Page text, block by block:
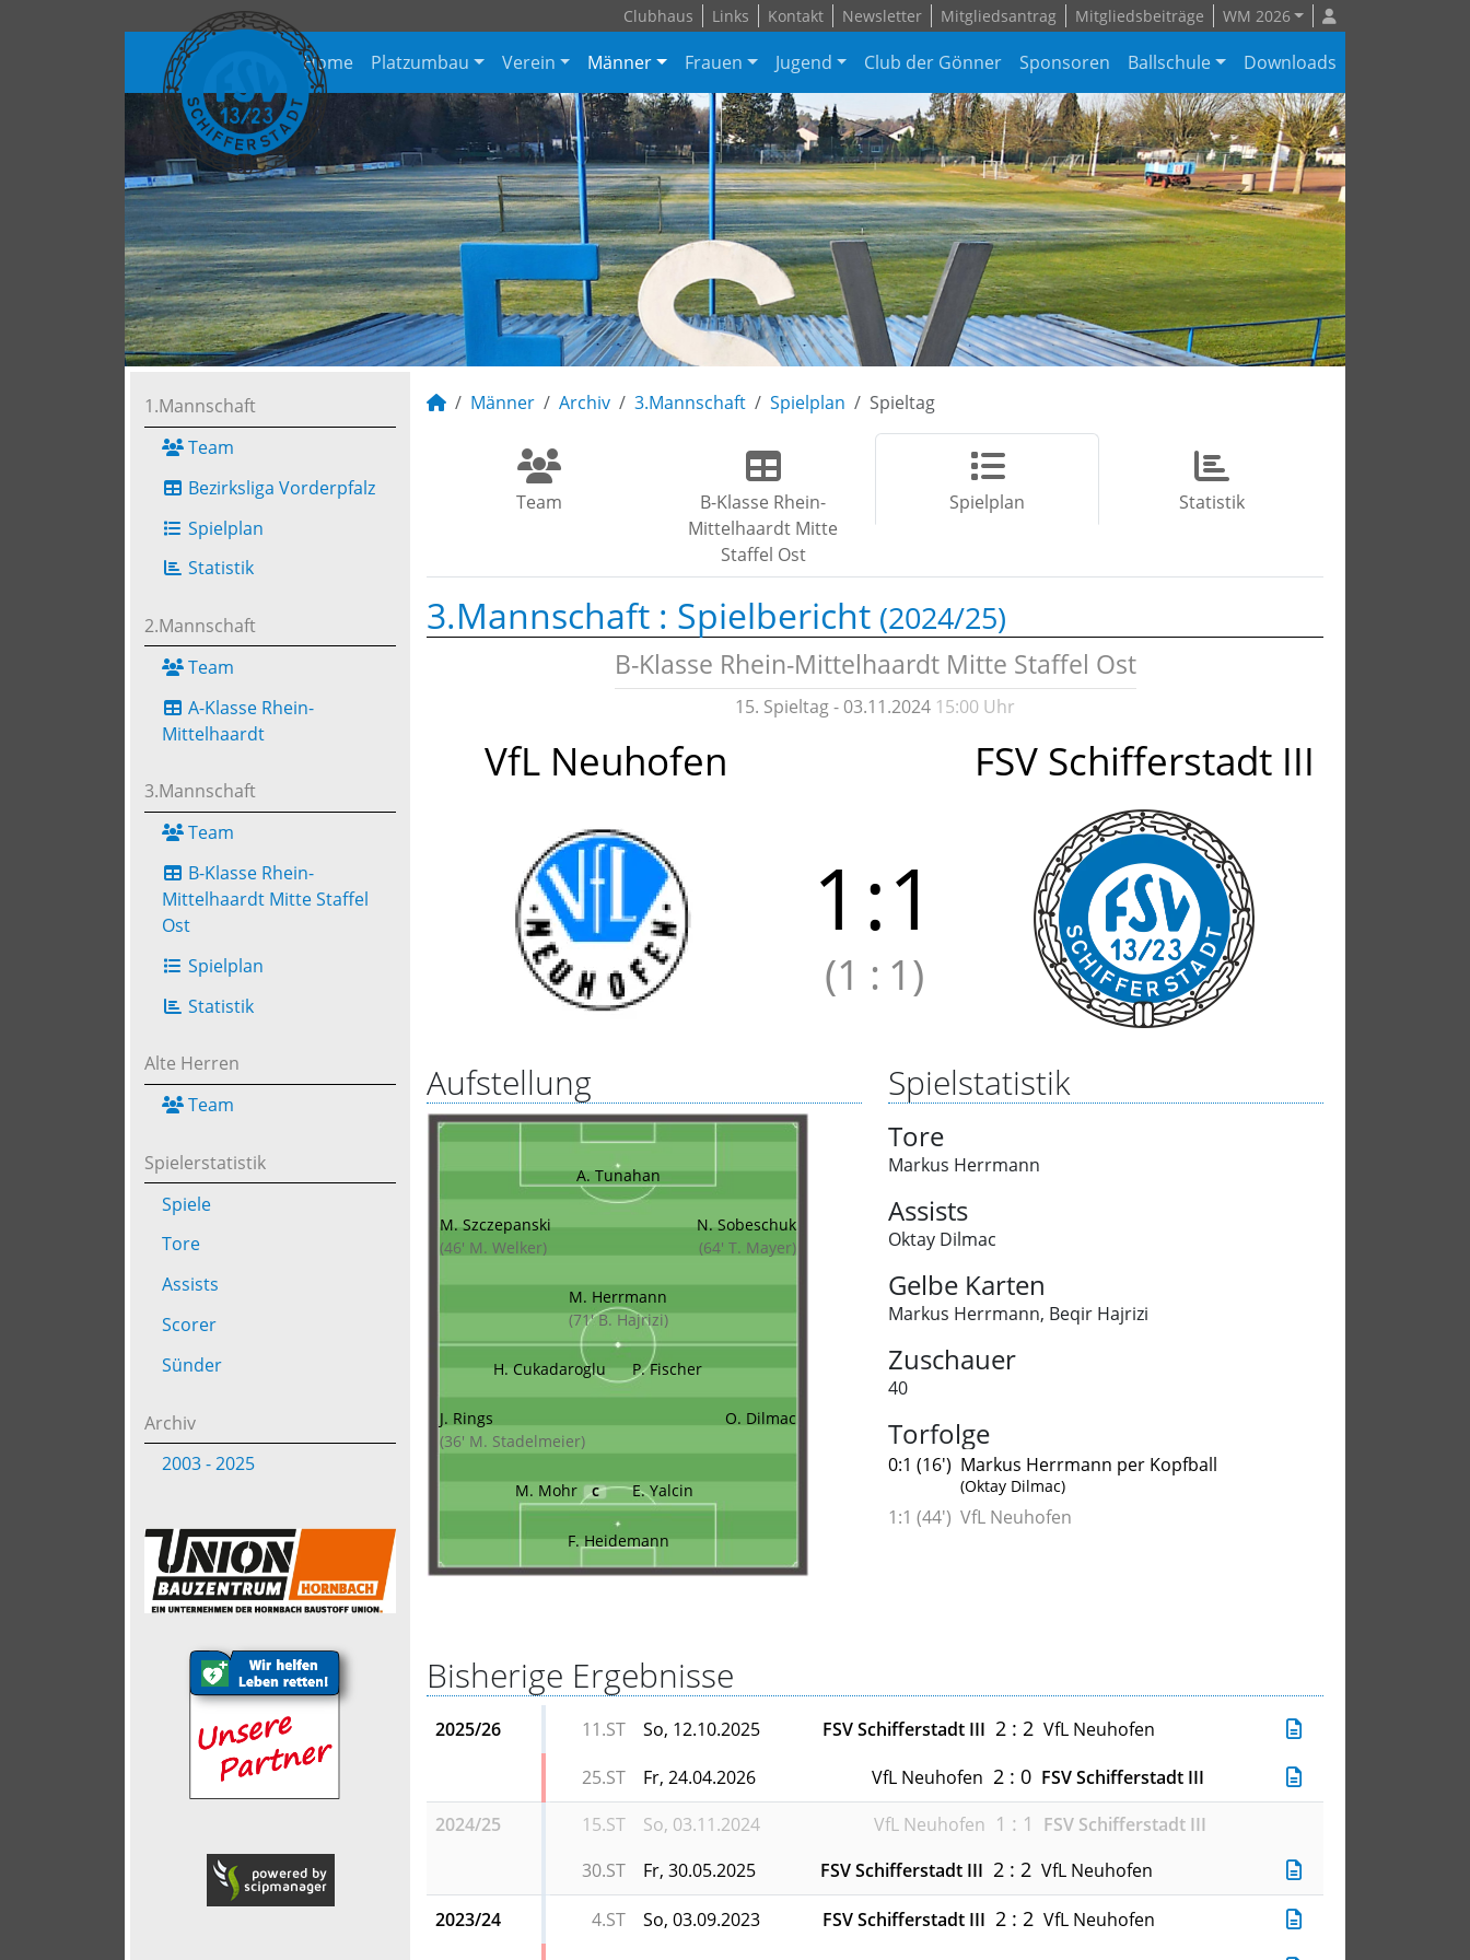
Clubhaus Links Kontakt Newsletter Mitgliedsantrag Mitgliedsbeiträge WM 2026
Home Platzumbau Verein Männer Frauen Jugend Club der Gönner Sponsoren Ballschule Downloads
1.Mannschaft
Team
Bezirksliga Vorderpfalz
Spielplan
Statistik
2.Mannschaft
Team
A-Klasse Rhein-
Mittelhaardt
3.Mannschaft
Team
B-Klasse Rhein-
Mittelhaardt Mitte Staffel
Ost
Spielplan
Statistik
Alte Herren
Team
Spielerstatistik
Spiele
Tore
Assists
Scorer
Sünder
Archiv
2003 - 2025
Männer Archiv 3.Mannschaft Spielplan Spieltag
Team
B-Klasse Rhein-
Mittelhaardt Mitte
Staffel Ost
Spielplan Statistik
3.Mannschaft : Spielbericht (2024/25)
B-Klasse Rhein-Mittelhaardt Mitte Staffel Ost
15. Spieltag - 03.11.2024 15:00 Uhr
VfL Neuhofen FSV Schifferstadt III
1 :1
(1 : 1)
Aufstellung
A. Tunahan
M. Szczepanski
(46' M. Welker)
N. Sobeschuk
(64' T. Mayer)
M. Herrmann
(71' B. Hajrizi)
H. Cukadaroglu P. Fischer
J. Rings
(36' M. Stadelmeier)
O. Dilmac
M. Mohr C E. Yalcin
F. Heidemann
Spielstatistik
Tore
Markus Herrmann
Assists
Oktay Dilmac
Gelbe Karten
Markus Herrmann, Beqir Hajrizi
Zuschauer
40
Torfolge
0:1 (16') Markus Herrmann per Kopfball
(Oktay Dilmac)
1:1 (44') VfL Neuhofen
Bisherige Ergebnisse
2025/26 11.ST So, 12.10.2025 FSV Schifferstadt III 2 : 2 VfL Neuhofen
25.ST
Fr, 24.04.2026 VfL Neuhofen 2 : 0 FSV Schifferstadt III
2024/25
15.ST So, 03.11.2024 VfL Neuhofen 1 : 1
FSV Schifferstadt III
30.ST
Fr, 30.05.2025 FSV Schifferstadt III 2 : 2 VfL Neuhofen
2023/24 4.ST So, 03.09.2023 FSV Schifferstadt III 2 : 2 VfL Neuhofen